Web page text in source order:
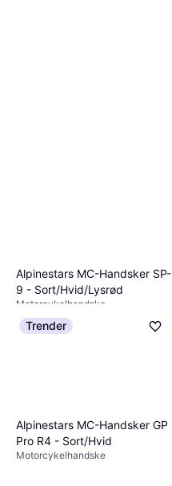
Alpinestars MC-Handsker SP-
9 - Sort/Hvid/Lysrød
Motorcykelhandske
1.019 kr.
Eller 3 betalinger af 340 kr.
Trender
Alpinestars MC-Handsker GP
Pro R4 - Sort/Hvid
Motorcykelhandske